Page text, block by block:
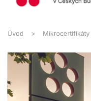
Úvod Mikrocertifikáty